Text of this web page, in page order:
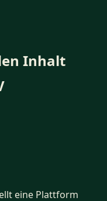
Inhalt
eine Plattform